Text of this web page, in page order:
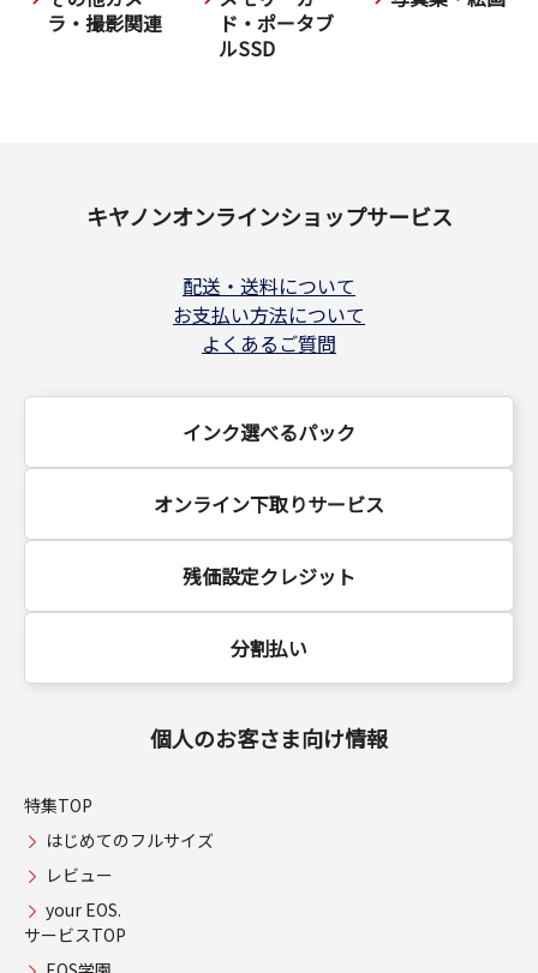
ラ・撮影関連
ド・ポータブ
ルSSD
キヤノンオンラインショップサービス
配送・送料について
お支払い方法について
よくあるご質問
インク選べるパック
オンライン下取りサービス
残価設定クレジット
分割払い
個人のお客さま向け情報
特集TOP
はじめてのフルサイズ
レビュー
your EOS.
サービスTOP